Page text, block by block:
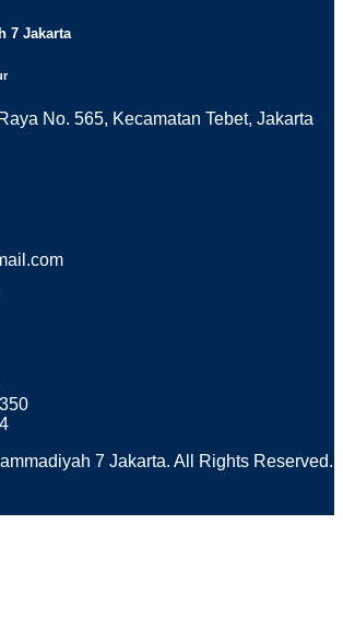
7 Jakarta
No. 565, Kecamatan Tebet, Jakarta
350
7 Jakarta. All Rights Reserved.